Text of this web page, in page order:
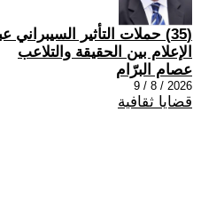
(35) حملات التأثير
الإعلام بين الحقيقة والتلاعب
عصام البرّام
2026 / 8 / 9
قضايا ثقافية